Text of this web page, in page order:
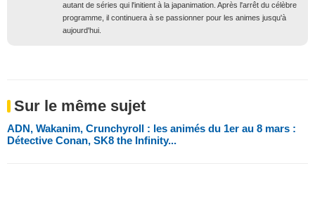
autant de séries qui l'initient à la japanimation. Après l'arrêt du célèbre
programme, il continuera à se passionner pour les animes jusqu'à
aujourd'hui.
Sur le même sujet
ADN, Wakanim, Crunchyroll : les animés du 1er au 8 mars :
Détective Conan, SK8 the Infinity...